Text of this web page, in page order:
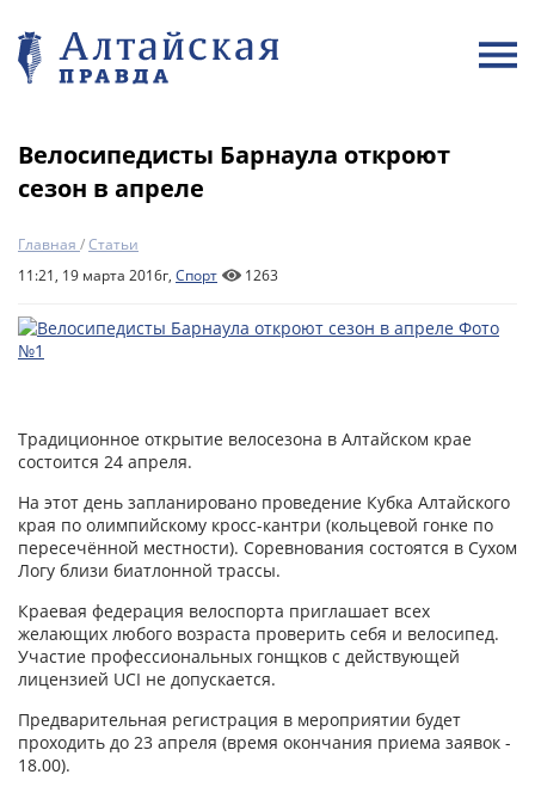
Велосипедисты Барнаула откроют
сезон в апреле
Главная /Статьи
11:21, 19 марта 2016г, Спорт 1263
Традиционное открытие велосезона в Алтайском крае
состоится 24 апреля.
На этот день запланировано проведение Кубка Алтайского
края по олимпийскому кросс-кантри (кольцевой гонке по
пересечённой местности). Соревнования состоятся в Сухом
Логу близи биатлонной трассы.
Краевая федерация велоспорта приглашает всех
желающих любого возраста проверить себя и велосипед.
Участие профессиональных гонщков с действующей
лицензией UCI не допускается.
Предварительная регистрация в мероприятии будет
проходить до 23 апреля (время окончания приема заявок -
18.00).